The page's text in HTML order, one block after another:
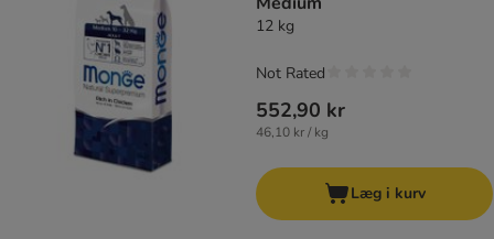
12 kg
552,90 kr
46,10 kr / kg
Not Rated
Læg i kurv